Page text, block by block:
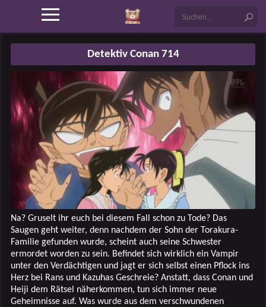
Detektiv Conan 714
Na? Gruselt ihr euch bei diesem Fall schon zu Tode? Das
Saugen geht weiter, denn nachdem der Sohn der Torakura-
Familie gefunden wurde, scheint auch seine Schwester
ermordet worden zu sein. Befindet sich wirklich ein Vampir
unter den Verdächtigen und jagt er sich selbst einen Pflock ins
Herz bei Rans und Kazuhas Geschreie? Anstatt, dass Conan und
Heiji dem Rätsel näherkommen, tun sich immer neue
Geheimnisse auf. Was wurde aus dem verschwundenen